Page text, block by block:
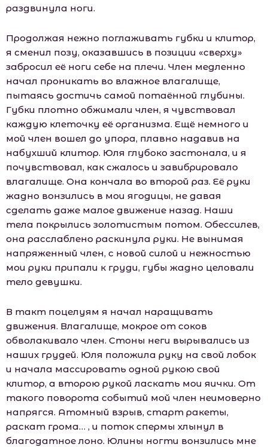
раздвинула ноги.
Продолжая нежно поглаживать губки и клитор,
я сменил позу, оказавшись в позиции «сверху»
забросил её ноги себе на плечи. Член медленно
начал проникать во влажное влагалище,
пытаясь достичь самой потаённой глубины.
Губки плотно обжимали член, я чувствовал
каждую клеточку её организма. Ещё немного и
мой член вошел до упора, плавно надавив на
набухший клитор. Юля глубоко застонала, и я
почувствовал, как сжалось и завибрировало
влагалище. Она кончала во второй раз. Её руки
жадно вонзились в мои ягодицы, не давая
сделать даже малое движение назад. Наши
тела покрылись золотистым потом. Обессилев,
она расслаблено раскинула руки. Не вынимая
напряженный член, с новой силой и нежностью
мои руки припали к груди, губы жадно целовали
тело девушки.
В такт поцелуям я начал наращивать
движения. Влагалище, мокрое от соков
обволакивало член. Стоны неги вырывались из
наших грудей. Юля положила руку на свой лобок
и начала массировать одной рукою свой
клитор, а второю рукой ласкать мои яички. От
такого поворота событий мой член неимоверно
напрягся. Атомный взрыв, старт ракеты,
раскат грома… , и поток спермы хлынул в
благодатное лоно. Юлины ногти вонзились мне